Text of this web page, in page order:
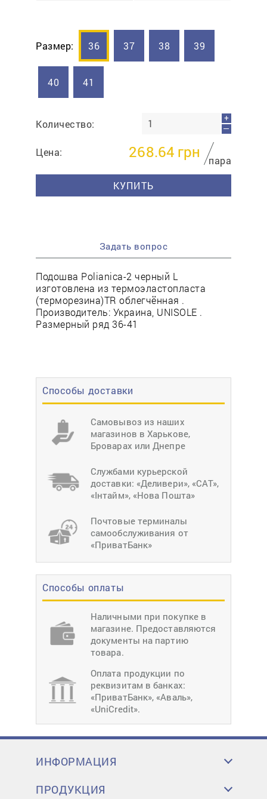
Способы доставки
Самовывоз из наших
магазинов в Харькове,
Броварах или Днепре
Службами курьерской
доставки: «Деливери», «САТ»,
«Інтайм», «Нова Пошта»
Почтовые терминалы
самообслуживания от
«ПриватБанк»
Способы оплаты
Наличными при покупке в
магазине. Предоставляются
документы на партию
товара.
Оплата продукции по
реквизитам в банках:
«ПриватБанк», «Аваль»,
«UniCredit».
Размер: 36 37 38 39
40 41
Количество:
+
—
Цена: 268.64 грн
пара
КУПИТЬ
Задать вопрос
Подошва Polianica-2 черный L
изготовлена из термоэластопласта
(терморезина)TR облегчённая .
Производитель: Украина, UNISOLE .
Размерный ряд 36-41
ИНФОРМАЦИЯ
ПРОДУКЦИЯ